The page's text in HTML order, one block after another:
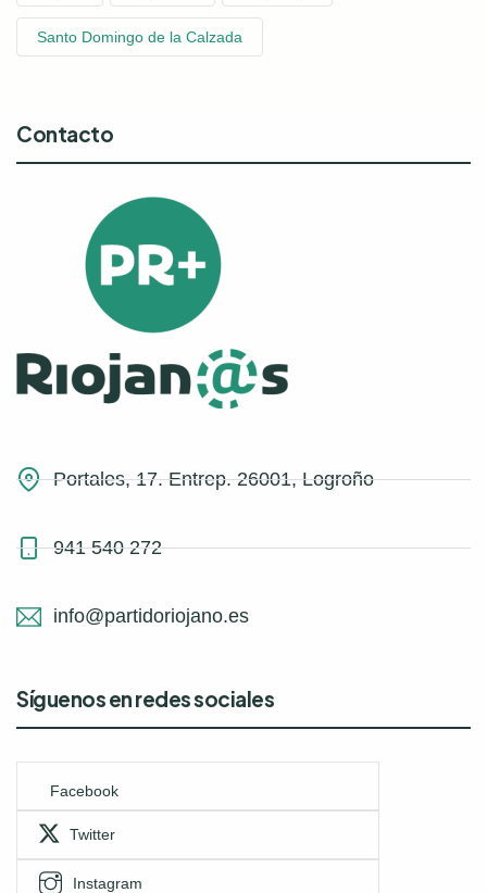
Santo Domingo de la Calzada
Contacto
Portales, 17. Entrep. 26001, Logroño
941 540 272
info@partidoriojano.es
Síguenos en redes sociales
Facebook
Twitter
Instagram